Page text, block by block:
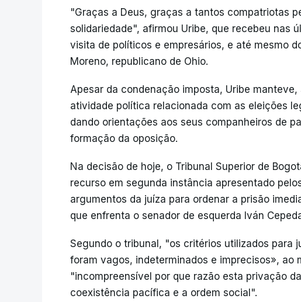
"Graças a Deus, graças a tantos compatriotas
solidariedade", afirmou Uribe, que recebeu nas
visita de políticos e empresários, e até mesmo
Moreno, republicano de Ohio.
Apesar da condenação imposta, Uribe
atividade política relacionada com as eleições
dando orientações aos seus companheiros de
formação da oposição.
Na decisão de hoje, o Tribunal Superior de
recurso em segunda instância apresentado
argumentos da juíza para ordenar a prisão
que enfrenta o senador de esquerda Iván
Segundo o tribunal, "os critérios utilizados para
foram vagos, indeterminados e imprecisos», ao
"incompreensível por que razão esta privação
coexistência pacífica e a ordem social".